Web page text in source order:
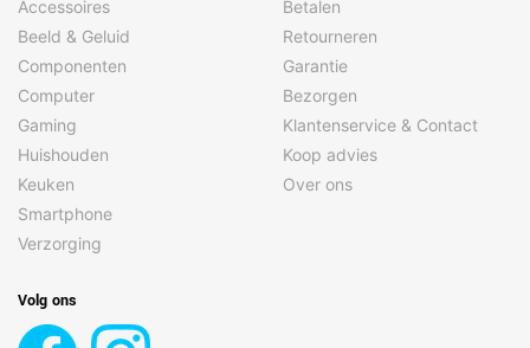
Accessoires
Beeld & Geluid
Componenten
Computer
Gaming
Huishouden
Keuken
Smartphone
Verzorging
Betalen
Retourneren
Garantie
Bezorgen
Klantenservice & Contact
Koop advies
Over ons
Volg ons